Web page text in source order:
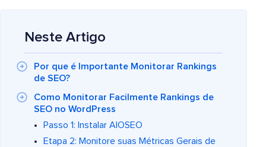
Neste Artigo
Por que é Importante Monitorar Rankings
de SEO?
Como Monitorar Facilmente Rankings de
SEO no WordPress
Passo 1: Instalar AIOSEO
Etapa 2: Monitore suas Métricas Gerais de